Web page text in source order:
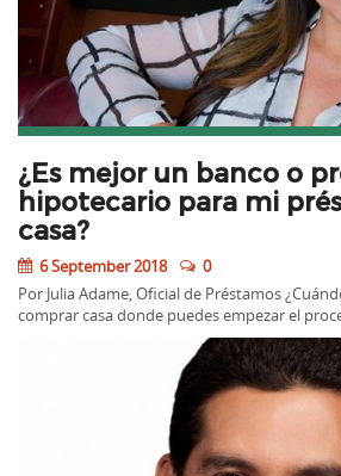
¿Es mejor un banco o
hipotecario para mi
casa?
6 September 2018
0
Por Julia Adame, Oficial de Préstamos
comprar casa donde puedes empezar el